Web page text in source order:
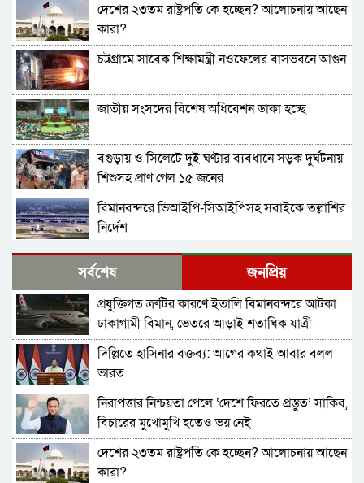
দেশের ২৩তম রাষ্ট্রপতি কে হচ্ছেন? আলোচনায় আছেন
কারা?
চট্টগ্রামে সাবেক শিক্ষামন্ত্রী নওফেলের বাসভবনে আগুন
জাতীয় সংসদের বিশেষ অধিবেশন ডাকা হচ্ছে
বগুড়ায় ও সিলেটে দুই ঘণ্টার ব্যবধানে সড়ক দুর্ঘটনায়
শিশুসহ প্রাণ গেল ১৫ জনের
বিমানবন্দরে ভিআইপি-সিআইপিসহ সবাইকে তল্লাশির
নির্দেশ
বিটিভির মহাপরিচালক হলেন কাজী জেসিন
র‍্যাব বিলুপ্ত করে আনা হচ্ছে নতুন বাহিনী
ভারত সফরের সিদ্ধান্ত প্রধানমন্ত্রী নেবেন: পররাষ্ট্র
প্রতিমন্ত্রী
সচিব পদে পদোন্নতি পেলেন জেসমিন নাহার
পুলিশের ৭ কর্মকর্তাকে বদলি
সর্বশেষ জনপ্রিয়
প্রযুক্তিগত ত্রুটির কারণে ইতালি বিমানবন্দরে আটকা
ঢাকাগামী বিমান, ভেতরে আড়াই শতাধিক যাত্রী
দিল্লিতে হাসিনার বক্তব্য: আগের কথাই আবার বলল
ভারত
নিরাপত্তার নিশ্চয়তা পেলে ‘দেশে ফিরতে প্রস্তুত’ সাকিব,
বিচারের মুখোমুখি হতেও ভয় নেই
দেশের ২৩তম রাষ্ট্রপতি কে হচ্ছেন? আলোচনায় আছেন
কারা?